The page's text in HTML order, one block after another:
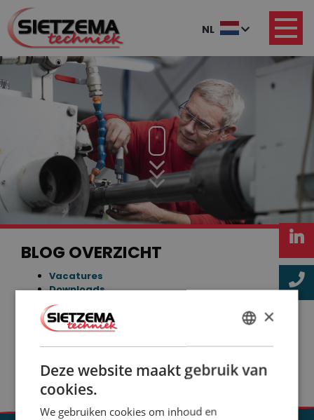
BLOG OVERZICHT
Vacatures
Downloads
Materialen
Oplossingen
Verspanen
Laser- & PTA cladden
Projecten
Nieuws
NL
×
Deze website maakt gebruik van
cookies.
We gebruiken cookies om inhoud en